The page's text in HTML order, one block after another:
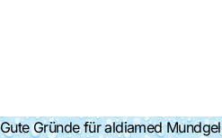
Gute Gründe füraldiamedMundgel